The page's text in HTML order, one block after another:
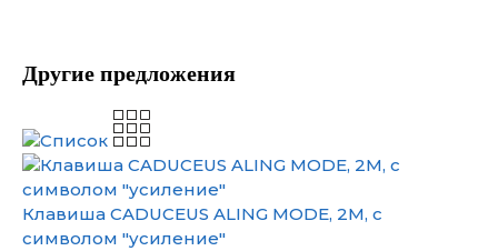
Другие предложения
Клавиша CADUCEUS ALING MODE, 2М, с
символом "усиление"